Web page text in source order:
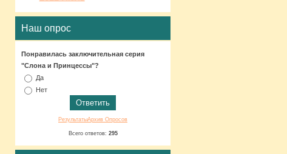
Наш опрос
Понравилась заключительная серия
"Слона и Принцессы"?
Да
Нет
РезультатыАрхив Опросов
Всего ответов: 295